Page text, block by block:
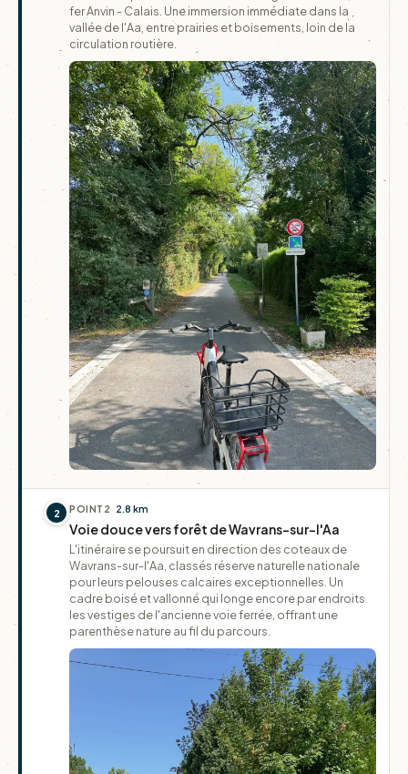
fer Anvin - Calais. Une immersion immédiate dans la
vallée de l'Aa, entre prairies et boisements, loin de la
circulation routière.
2 POINT 2 2.8 km
Voie douce vers forêt de Wavrans-sur-l'Aa
L'itinéraire se poursuit en direction des coteaux de
Wavrans-sur-l'Aa, classés réserve naturelle nationale
pour leurs pelouses calcaires exceptionnelles. Un
cadre boisé et vallonné qui longe encore par endroits
les vestiges de l'ancienne voie ferrée, offrant une
parenthèse nature au fil du parcours.